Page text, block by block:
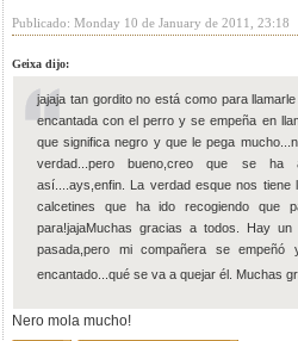
Publicado: Monday 10 de January de 2011, 23:18
Geixa dijo:
jajaja tan gordito no está como para
encantada con el perro y se empeña en
que significa negro y que le pega
verdad...pero bueno,creo que se ha
así....ays,enfin. La verdad esque nos tiene
calcetines que ha ido recogiendo que
para!jajaMuchas gracias a todos. Hay
pasada,pero mi compañera se
encantado...qué se va a quejar él. Muchas
Nero mola mucho!